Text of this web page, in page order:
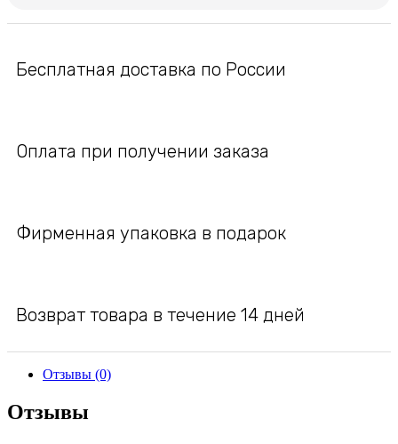
Бесплатная доставка по России
Оплата при получении заказа
Фирменная упаковка в подарок
Возврат товара в течение 14 дней
Отзывы (0)
Отзывы